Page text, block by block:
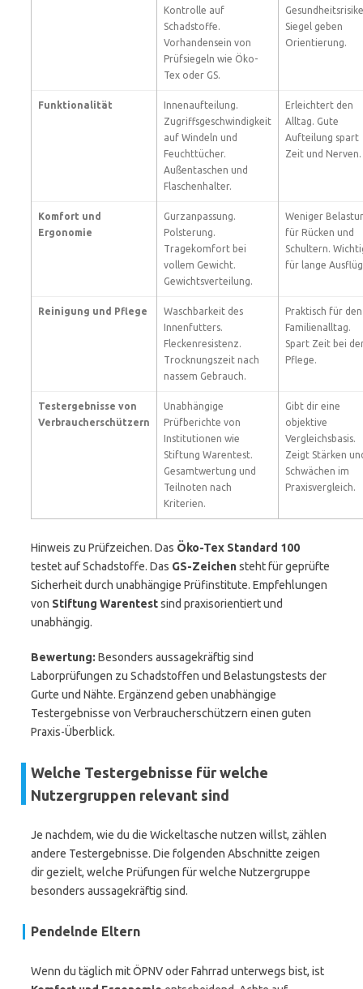
Kontrolle auf
Schadstoffe.
Vorhandensein von
Prüfsiegeln wie Öko-
Tex oder GS.
Siegel geben
Orientierung.
Funktionalität
Innenaufteilung.
Zugriffsgeschwindigkeit
auf Windeln und
Feuchttücher.
Außentaschen und
Flaschenhalter.
Erleichtert den
Alltag. Gute
Aufteilung spart
Zeit und Nerven.
Komfort und
Ergonomie
Gurzanpassung.
Polsterung.
Tragekomfort bei
vollem Gewicht.
Gewichtsverteilung.
Weniger
für Rücken und
Schultern.
für lange
Reinigung und Pflege
Waschbarkeit des
Innenfutters.
Fleckenresistenz.
Trocknungszeit nach
nassem Gebrauch.
Praktisch für den
Familienalltag.
Spart Zeit bei
Pflege.
Testergebnisse von
Verbraucherschützern
Unabhängige
Prüfberichte von
Institutionen wie
Stiftung Warentest.
Gesamtwertung und
Teilnoten nach
Kriterien.
Gibt dir eine
objektive
Vergleichsbasis.
Zeigt Stärken
Schwächen im
Praxisvergleich.
Hinweis zu Prüfzeichen. Das Öko-Tex Standard 100
testet auf Schadstoffe. Das GS-Zeichensteht für geprüfte
Sicherheit durch unabhängige Prüfinstitute. Empfehlungen
von Stiftung Warentestsind praxisorientiert und
unabhängig.
Bewertung: Besonders aussagekräftig sind
Laborprüfungen zu Schadstoffen und Belastungstests der
Gurte und Nähte. Ergänzend geben unabhängige
Testergebnisse von Verbraucherschützern einen guten
Praxis-Überblick.
Welche Testergebnisse für welche
Nutzergruppen relevant sind
Je nachdem, wie du die Wickeltasche nutzen willst, zählen
andere Testergebnisse. Die folgenden Abschnitte zeigen
dir gezielt, welche Prüfungen für welche Nutzergruppe
besonders aussagekräftig sind.
Pendelnde Eltern
Wenn du täglich mit ÖPNV oder Fahrrad unterwegs bist, ist